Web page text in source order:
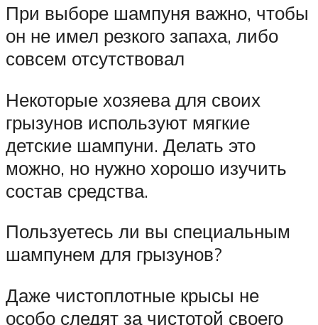
При выборе шампуня важно, чтобы
он не имел резкого запаха, либо
совсем отсутствовал
Некоторые хозяева для своих
грызунов используют мягкие
детские шампуни. Делать это
можно, но нужно хорошо изучить
состав средства.
Пользуетесь ли вы специальным
шампунем для грызунов?
Даже чистоплотные крысы не
особо следят за чистотой своего